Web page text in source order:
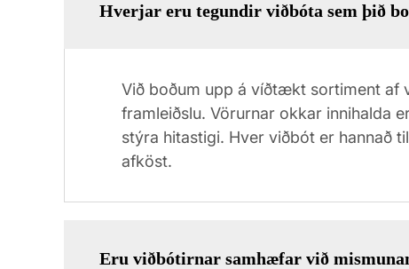
Hverjar eru tegundir viðbóta sem þið
Við boðum upp á víðtækt sortiment af
framleiðslu. Vörurnar okkar innihalda
stýra hitastigi. Hver viðbót er hannað
afköst.
Eru viðbótirnar samhæfar við